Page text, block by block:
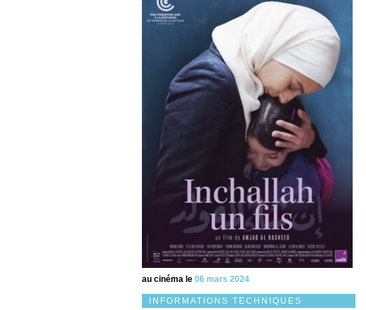
au cinéma le 06 mars 2024
INFORMATIONS TECHNIQUES